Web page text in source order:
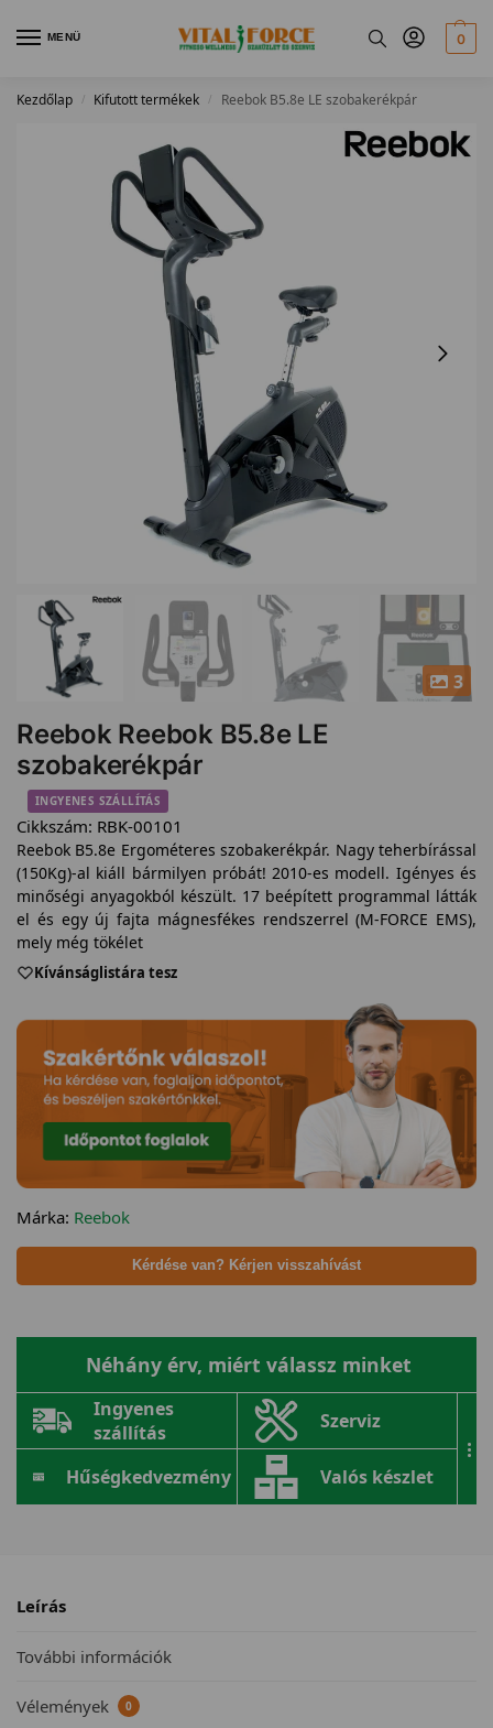
MENÜ 0
Kezdőlap / Kifutott termékek / Reebok B5.8e LE szobakerékpár
3
Reebok Reebok B5.8e LE
szobakerékpár
INGYENES SZÁLLÍTÁS
Cikkszám: RBK-00101
Reebok B5.8e Ergométeres szobakerékpár. Nagy teherbírással
(150Kg)-al kiáll bármilyen próbát! 2010-es modell. Igényes és
minőségi anyagokból készült. 17 beépített programmal látták
el és egy új fajta mágnesfékes rendszerrel (M-FORCE EMS),
mely még tökélet
Kívánságlistára tesz
Márka: Reebok
Kérdése van? Kérjen visszahívást
Néhány érv, miért válassz minket
Ingyenes
szállítás
Szerviz
Hűségkedvezmény Valós készlet
...
Leírás
További információk
Vélemények 0